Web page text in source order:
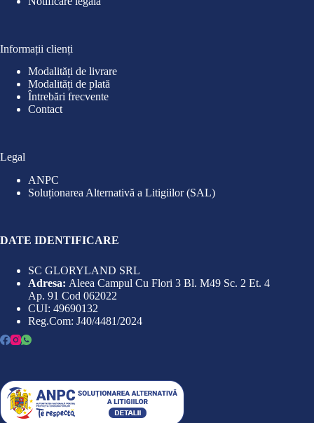
Informații clienți
Modalități de livrare
Modalități de plată
Întrebări frecvente
Contact
Legal
ANPC
Soluționarea Alternativă a Litigiilor (SAL)
DATE IDENTIFICARE
SC GLORYLAND SRL
Adresa: Aleea Campul Cu Flori 3 Bl. M49 Sc. 2 Et. 4
Ap. 91 Cod 062022
CUI: 49690132
Reg.Com: J40/4481/2024